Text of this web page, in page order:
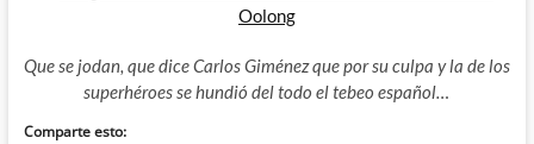
Que se jodan, que dice Carlos Giménez que por su culpa y la de los
superhéroes se hundió del todo el tebeo español…
Comparte esto: